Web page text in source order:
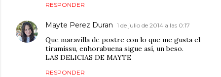
RESPONDER
Mayte Perez Duran 1 de julio de 2014 a las 0:17
Que maravilla de postre con lo que me gusta el
tiramissu, enhorabuena sigue así, un beso.
LAS DELICIAS DE MAYTE
RESPONDER